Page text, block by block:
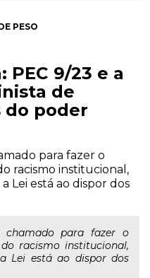
PESO
PEC 9/23 e a
de
do poder
para fazer o
racismo institucional,
Lei está ao dispor dos
para fazer o
racismo institucional,
Lei está ao dispor dos